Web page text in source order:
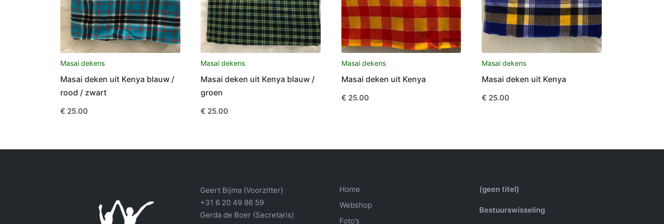
Masai dekens
Masai deken uit Kenya blauw /
rood / zwart
€ 25.00
Masai dekens
Masai deken uit Kenya blauw /
groen
€ 25.00
Masai dekens
Masai deken uit Kenya
€ 25.00
Masai dekens
Masai deken uit Kenya
€ 25.00
Geert Bijma (Voorzitter)
+31 6 20 49 86 59
Gerda de Boer (Secretaris)
Home
Webshop
Foto’s
(geen titel)
Bestuurswisseling